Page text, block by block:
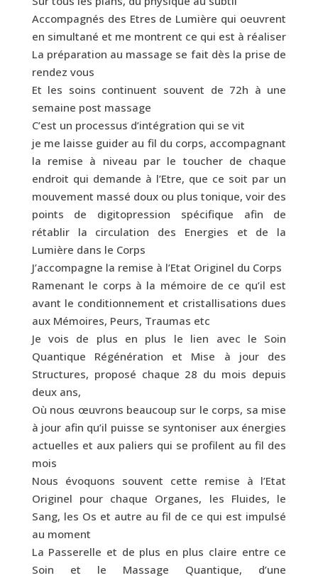
Accompagnés des Etres de Lumière qui oeuvrent
en simultané et me montrent ce qui est à réaliser
La préparation au massage se fait dès la prise de
rendez vous
Et les soins continuent souvent de 72h à une
semaine post massage
C’est un processus d’intégration qui se vit
je me laisse guider au fil du corps, accompagnant
la remise à niveau par le toucher de chaque
endroit qui demande à l’Etre, que ce soit par un
mouvement massé doux ou plus tonique, voir des
points de digitopression spécifique afin de
rétablir la circulation des Energies et de la
Lumière dans le Corps
J’accompagne la remise à l’Etat Originel du Corps
Ramenant le corps à la mémoire de ce qu’il est
avant le conditionnement et cristallisations dues
aux Mémoires, Peurs, Traumas etc
Je vois de plus en plus le lien avec le Soin
Quantique Régénération et Mise à jour des
Structures, proposé chaque 28 du mois depuis
deux ans,
Où nous œuvrons beaucoup sur le corps, sa mise
à jour afin qu’il puisse se syntoniser aux énergies
actuelles et aux paliers qui se profilent au fil des
mois
Nous évoquons souvent cette remise à l’Etat
Originel pour chaque Organes, les Fluides, le
Sang, les Os et autre au fil de ce qui est impulsé
au moment
La Passerelle et de plus en plus claire entre ce
Soin et le Massage Quantique, d’une